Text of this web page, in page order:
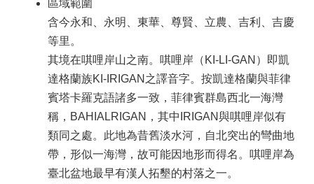
區域範圍
含今永和、永明、東華、尊賢、立農、吉利、吉慶
等里。
其境在唭哩岸山之南。唭哩岸（KI-LI-GAN）即凱
達格蘭族KI-IRIGAN之譯音字。按凱達格蘭與菲律
賓塔卡羅克語諸多一致，菲律賓群島西北一海灣
稱，BAHIALRIGAN，其中IRIGAN與唭哩岸似有
類同之處。此地為昔舊淡水河，自北突出的彎曲地
帶，形似一海灣，故可能因地形而得名。唭哩岸為
臺北盆地最早有漢人拓墾的村落之一。